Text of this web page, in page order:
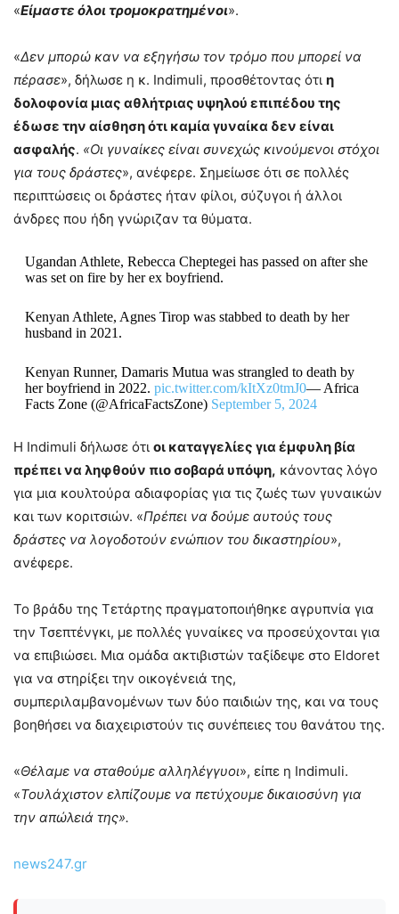
«Είμαστε όλοι τρομοκρατημένοι».
«Δεν μπορώ καν να εξηγήσω τον τρόμο που μπορεί να
πέρασε», δήλωσε η κ. Indimuli, προσθέτοντας ότι η
δολοφονία μιας αθλήτριας υψηλού επιπέδου της
έδωσε την αίσθηση ότι καμία γυναίκα δεν είναι
ασφαλής. «Οι γυναίκες είναι συνεχώς κινούμενοι στόχοι
για τους δράστες», ανέφερε. Σημείωσε ότι σε πολλές
περιπτώσεις οι δράστες ήταν φίλοι, σύζυγοι ή άλλοι
άνδρες που ήδη γνώριζαν τα θύματα.
Ugandan Athlete, Rebecca Cheptegei has passed on after she
was set on fire by her ex boyfriend.
Kenyan Athlete, Agnes Tirop was stabbed to death by her
husband in 2021.
Kenyan Runner, Damaris Mutua was strangled to death by
her boyfriend in 2022. pic.twitter.com/kItXz0tmJ0— Africa
Facts Zone (@AfricaFactsZone) September 5, 2024
Η Indimuli δήλωσε ότι οι καταγγελίες για έμφυλη βία
πρέπει να ληφθούν πιο σοβαρά υπόψη, κάνοντας λόγο
για μια κουλτούρα αδιαφορίας για τις ζωές των γυναικών
και των κοριτσιών. «Πρέπει να δούμε αυτούς τους
δράστες να λογοδοτούν ενώπιον του δικαστηρίου»,
ανέφερε.
Το βράδυ της Τετάρτης πραγματοποιήθηκε αγρυπνία για
την Τσεπτένγκι, με πολλές γυναίκες να προσεύχονται για
να επιβιώσει. Μια ομάδα ακτιβιστών ταξίδεψε στο Eldoret
για να στηρίξει την οικογένειά της,
συμπεριλαμβανομένων των δύο παιδιών της, και να τους
βοηθήσει να διαχειριστούν τις συνέπειες του θανάτου της.
«Θέλαμε να σταθούμε αλληλέγγυοι», είπε η Indimuli.
«Τουλάχιστον ελπίζουμε να πετύχουμε δικαιοσύνη για
την απώλειά της».
news247.gr